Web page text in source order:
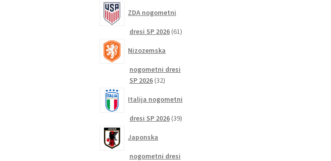
ZDA nogometni
dresi SP 2026 6161
Nizozemska
nogometni dresi
SP 2026 3232
Italija nogometni
dresi SP 2026 3939
Japonska
nogometni dresi